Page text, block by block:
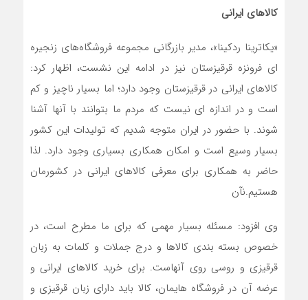
کالاهای ایرانی
«یکاترینا ردکینا»، مدیر بازرگانی مجموعه فروشگاه‌های زنجیره
ای فرونزه قرقیزستان نیز در ادامه این نشست، اظهار کرد:
کالاهای ایرانی در قرقیزستان وجود دارد؛ اما بسیار ناچیز و کم
است و در اندازه ای نیست که مردم ما بتوانند با آنها آشنا
شوند. با حضور در ایران متوجه شدیم که تولیدات این کشور
بسیار وسیع است و امکان همکاری بسیاری وجود دارد. لذا
حاضر به همکاری برای معرفی کالاهای ایرانی در کشورمان
هستیم.نآن
وی افزود: مسئله بسیار مهمی که برای ما مطرح است، در
خصوص بسته بندی کالاها و درج جملات و کلمات به زبان
قرقیزی و روسی روی آنهاست. برای خرید کالاهای ایرانی و
عرضه آن در فروشگاه هایمان، کالا باید دارای زبان قرقیزی و